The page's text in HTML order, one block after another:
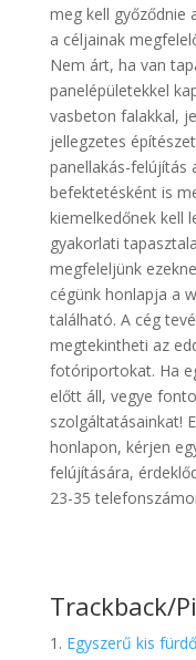
meg kell győződnie
a céljainak
Nem árt, ha van
panelépületekkel
vasbeton falakkal,
jellegzetes
panellakás-felújítás
befektetésként is
kiemelkedőnek kell
gyakorlati
megfeleljünk
cégünk honlapja a
található. A cég
megtekintheti az
fotóriportokat. Ha
előtt áll, vegye
szolgáltatásainkat!
honlapon, kérjen
felújítására,
23-35
Trackback/
Egyszerű kis